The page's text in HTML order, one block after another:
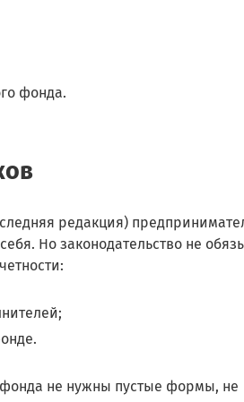
фонда.
редакция)
Но законодательство не
фонда не нужны пустые формы, не